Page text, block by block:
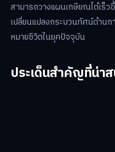
สามารถวางแผนเกษียณได้เร็ว
เปลี่ยนแปลงกระบวนทัศน์ด้านก
หมายชีวิตในยุคปัจจุบัน
ประเด็นสำคัญที่น่าส